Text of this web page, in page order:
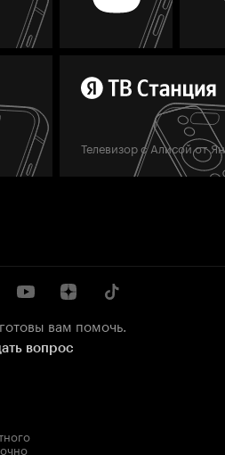
Телевизор с Алисой от
вам помочь.
вопрос